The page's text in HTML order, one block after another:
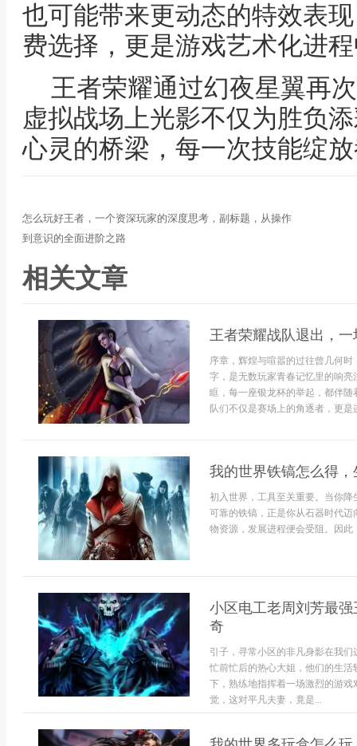
也可能带来更动态的特效表
费选择，更是游戏艺术化进
王者荣耀通过幻夜星翼再
虚拟战场上光影不仅为胜负
心灵的桥梁，每一次技能绽
怎么玩好王者，一个资深玩家的深度思考，副标题，从操作
到意识的全面进阶之路
相关文章
王者荣耀战队退出，
序章，辉煌与喧嚣的过往曾几何
字，是无数玩家青春记忆里的响
眶，每一座银龙杯的举起，都伴
队们不仅是赛场上的角逐者，更
我的世界铁镐怎么得
初入世界，工具至关重要。当你
可靠的铁镐，正是你从石器时代
物资源，发展进程便会受阻。因
小区电工老周刘芳最
奇
引子，寻常小区的非凡身影在我
忙前忙后的热心大姐，他们的生
下，熟练地指挥着一场激烈的游
觉，这对平凡夫妻，竟是...